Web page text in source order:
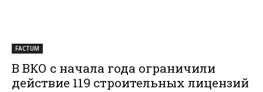
FACTUM
В ВКО с начала года ограничили
действие 119 строительных лицензий